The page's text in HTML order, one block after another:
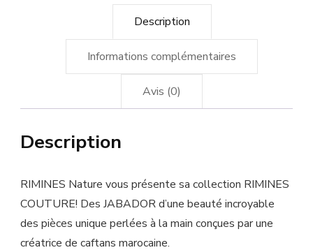
Description
Informations complémentaires
Avis (0)
Description
RIMINES Nature vous présente sa collection RIMINES
COUTURE! Des JABADOR d’une beauté incroyable
des pièces unique perlées à la main conçues par une
créatrice de caftans marocaine.